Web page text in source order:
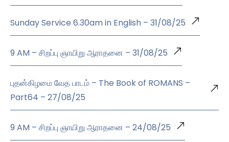
Sunday Service 6.30am in English – 31/08/25
9 AM – சிறப்பு ஞாயிறு ஆராதனை – 31/08/25
புதன்கிழமை வேத பாடம் – The Book of ROMANS –
Part64 – 27/08/25
9 AM – சிறப்பு ஞாயிறு ஆராதனை – 24/08/25